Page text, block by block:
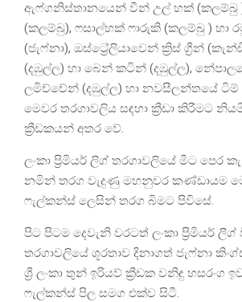
ඇෆ්ගනිස්තානයෙන් වීන් උල් හක් (කලම්බු
(කලම්බු), ෆසාල්හක් ෆාරුකි (කලම්බු ) හා
(ජැෆ්නා), ඔස්ට්‍රේලියාවෙන් ක්‍රිස් ග්‍රීන්
(දඹුල්ල) හා බෙන් කටින් (දඹුල්ල),
ලමිච්චේන් (දඹුල්ල) හා නවසීලන්තයේ ටිම්
මෙවර තරගාවලිය සඳහා ක්‍රීඩා කිරීමට
ක්‍රීඩකයන් අතර වේ.
ලංකා ප්‍රිමියර් ලිග් තරගාවලියේ මීට පෙර
නමින් තරග වැදුණු මහනුවර කණ්ඩායම
ෆැල්කන්ස් ලෙසින් තරග බිමට පිවිසේ.
පිට පිටම දෙවැනි වරටත් ලංකා ප්‍රිමියර් ලීග්
තරගාවලියේ ශූරතාව දිනාගත් ජැෆ්නා
ශ්‍රී ලංකා තුන් ඉරියව් ක්‍රීඩක වනිඳු හසරංග
ෆැල්කන්ස් පිල සමග එක්ව සිටී.